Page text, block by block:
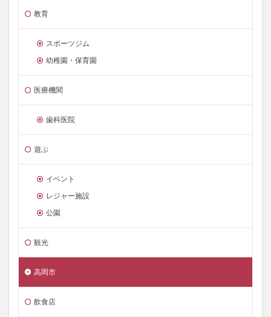
教育
スポーツジム
幼稚園・保育園
医療機関
歯科医院
遊ぶ
イベント
レジャー施設
公園
観光
高岡市
飲食店